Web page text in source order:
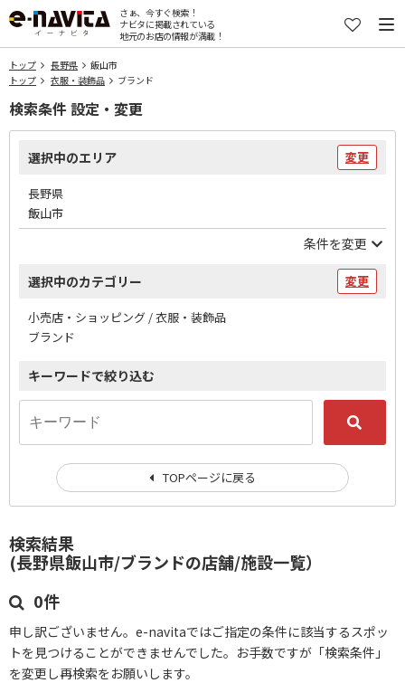
さぁ、今すぐ検索！
ナビタに掲載されている
地元のお店の情報が満載！
トップ 長野県
飯山市
トップ
衣服・装飾品 ブランド
検索結果
(長野県飯山市/ブランドの店舗/施設一覧）
0件
申し訳ございません。e-navitaではご指定の条件に該当するスポッ
トを見つけることができませんでした。お手数ですが「検索条件」
を変更し再検索をお願いします。
検索条件 設定・変更
選択中のエリア 変更
長野県
飯山市
条件を変更
選択中のカテゴリー 変更
小売店・ショッピング / 衣服・装飾品
ブランド
キーワードで絞り込む
TOPページに戻る